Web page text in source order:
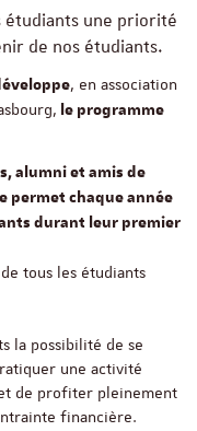
étudiants une priorité
de nos étudiants.
, en association
le programme
alumni et amis de
permet chaque année
durant leur premier
tous les étudiants
la possibilité de se
une activité
de profiter pleinement
financière.